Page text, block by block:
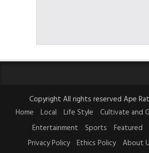
Copyright All rights reserved Ape
Home
Local Life Style Cultivate and
Entertainment
Sports Featured
Privacy Policy
Ethics Policy About